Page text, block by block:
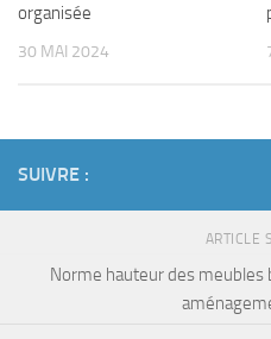
organisée
30 MAI 2024
SUIVRE :
ARTICLE
Norme hauteur des meubles